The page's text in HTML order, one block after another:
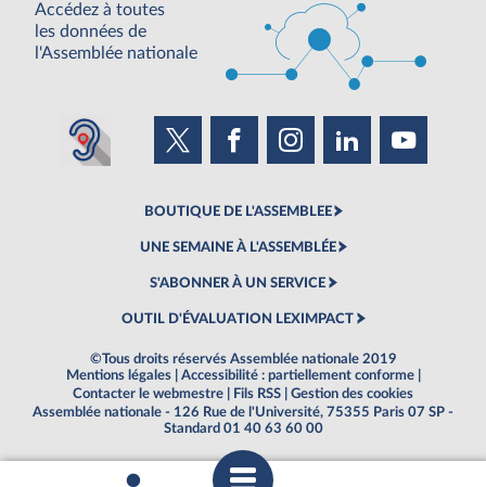
Accédez à toutes
les données de
l'Assemblée nationale
BOUTIQUE DE L'ASSEMBLEE
UNE SEMAINE À L'ASSEMBLÉE
S'ABONNER À UN SERVICE
OUTIL D'ÉVALUATION LEXIMPACT
©Tous droits réservés Assemblée nationale 2019
Mentions légales
Accessibilité : partiellement conforme
Contacter le webmestre
Fils RSS
Gestion des cookies
Assemblée nationale - 126 Rue de l'Université, 75355 Paris 07 SP -
Standard 01 40 63 60 00